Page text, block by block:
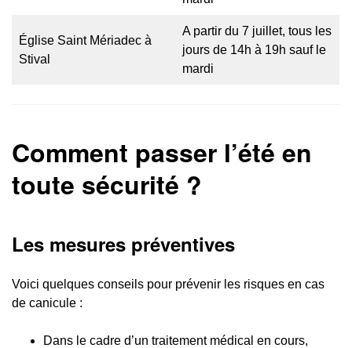
Église Saint Mériadec à
Stival
A partir du 7 juillet, tous les
jours de 14h à 19h sauf le
mardi
Comment passer l’été en
toute sécurité ?
Les mesures préventives
Voici quelques conseils pour prévenir les risques en cas
de canicule :
Dans le cadre d’un traitement médical en cours,